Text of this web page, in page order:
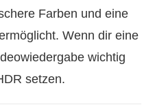
Farben und eine
Wenn dir eine
wichtig
setzen.